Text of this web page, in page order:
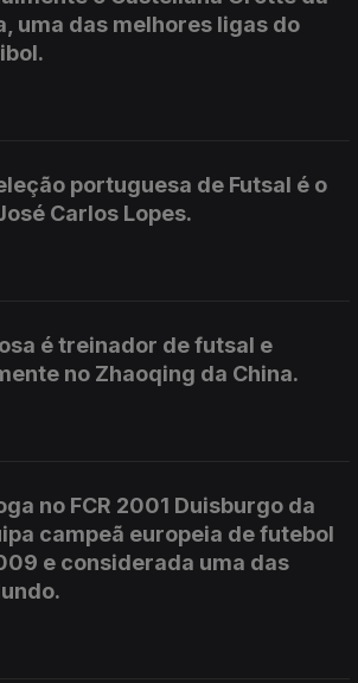
uma das melhores ligas do
portuguesa de Futsal é o
Carlos Lopes.
é treinador de futsal e
no Zhaoqing da China.
no FCR 2001 Duisburgo da
campeã europeia de futebol
e considerada uma das